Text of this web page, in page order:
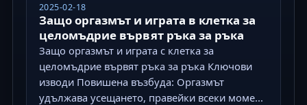
2025-02-18
Защо оргазмът и играта в клетка за
целомъдрие вървят ръка за ръка
Защо оргазмът и играта с клетка за
целомъдрие вървят ръка за ръка Ключови
изводи Повишена възбуда: Оргазмът
удължава усещането, правейки всеки моме...